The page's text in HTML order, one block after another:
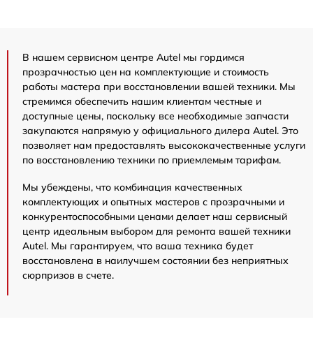
В нашем сервисном центре Autel мы гордимся
прозрачностью цен на комплектующие и стоимость
работы мастера при восстановлении вашей техники. Мы
стремимся обеспечить нашим клиентам честные и
доступные цены, поскольку все необходимые запчасти
закупаются напрямую у официального дилера Autel. Это
позволяет нам предоставлять высококачественные услуги
по восстановлению техники по приемлемым тарифам.
Мы убеждены, что комбинация качественных
комплектующих и опытных мастеров с прозрачными и
конкурентоспособными ценами делает наш сервисный
центр идеальным выбором для ремонта вашей техники
Autel. Мы гарантируем, что ваша техника будет
восстановлена в наилучшем состоянии без неприятных
сюрпризов в счете.